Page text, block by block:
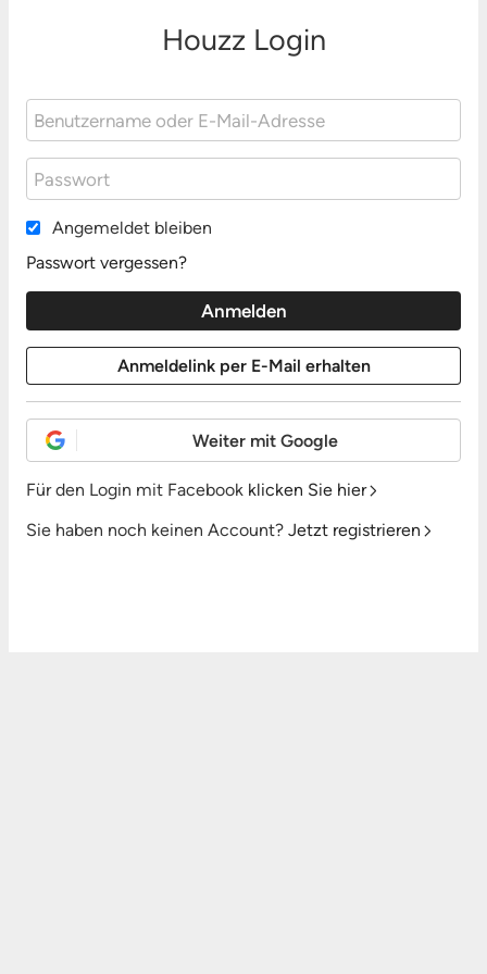
Houzz Login
Angemeldet bleiben
Passwort vergessen?
Weiter mit Google
Für den Login mit Facebook klicken Sie hier
Sie haben noch keinen Account? Jetzt registrieren